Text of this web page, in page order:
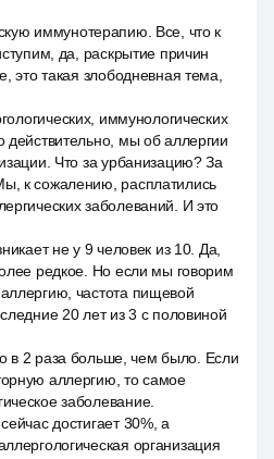
иммунотерапию. Все, что к
да, раскрытие причин
это такая злободневная тема,
иммунологических
действительно, мы об аллергии
Что за урбанизацию? За
к сожалению, расплатились
заболеваний. И это
не у 9 человек из 10. Да,
редкое. Но если мы говорим
частота пищевой
20 лет из 3 с половиной
в 2 раза больше, чем было. Если
аллергию, то самое
заболевание.
достигает 30%, а
организация